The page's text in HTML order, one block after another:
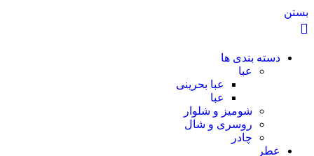
بستن
دسته بندی ها
عبا
عبا بحرینی
عبا
شومیز و شلوار
روسری و شال
چادر
عطر